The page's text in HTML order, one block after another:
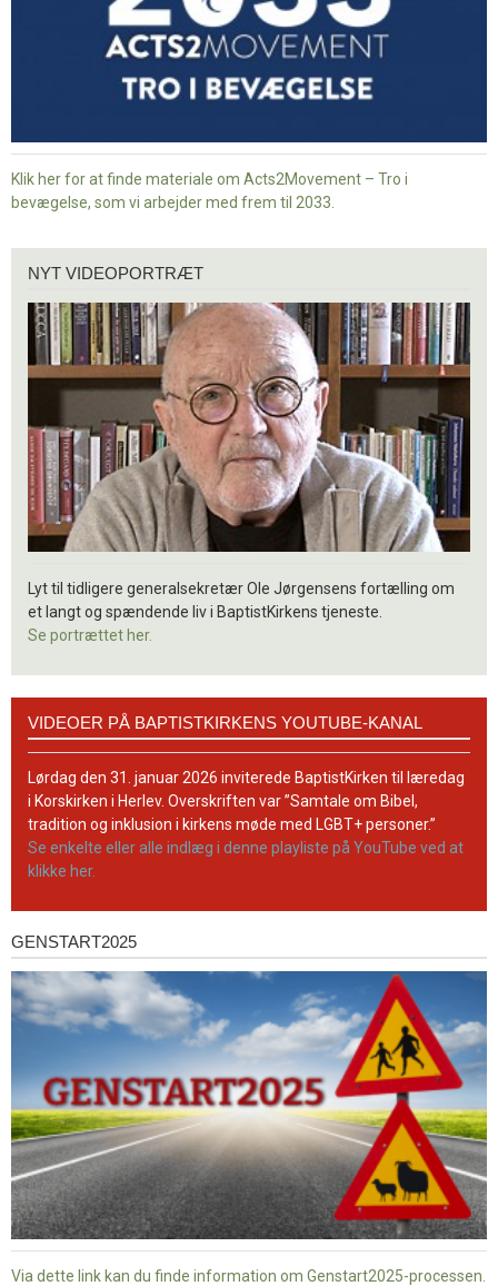
Klik her for at finde materiale om Acts2Movement – Tro i
bevægelse, som vi arbejder med frem til 2033.
videoportræt
NYT VIDEOPORTRÆT
Lyt til tidligere generalsekretær Ole Jørgensens fortælling om
et langt og spændende liv i BaptistKirkens tjeneste.
Se portrættet her.
BaptistKirkens
YouTube-
kanal
VIDEOER PÅ BAPTISTKIRKENS YOUTUBE-KANAL
Lørdag den 31. januar 2026 inviterede BaptistKirken til læredag
i Korskirken i Herlev. Overskriften var ”Samtale om Bibel,
tradition og inklusion i kirkens møde med LGBT+ personer.”
Se enkelte eller alle indlæg i denne playliste på YouTube ved at
klikke her.
Genstart2025
GENSTART2025
Via dette link kan du finde information om Genstart2025-processen.